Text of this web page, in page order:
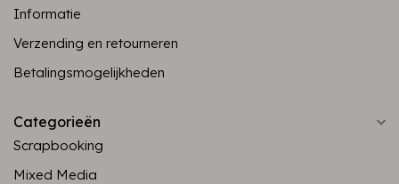
Informatie
Verzending en retourneren
Betalingsmogelijkheden
Categorieën
Scrapbooking
Mixed Media